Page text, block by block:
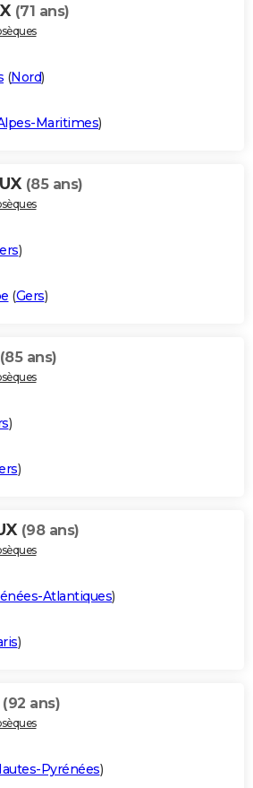
(71 ans)
(Nord)
Maritimes)
(85 ans)
)
(Gers)
(85 ans)
)
)
(98 ans)
Atlantiques)
)
(92 ans)
Pyrénées)